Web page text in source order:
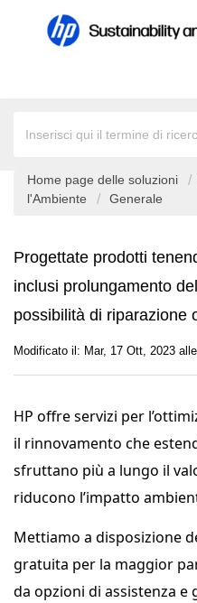
Home page delle soluzioni
l'Ambiente
Generale
Progettate prodotti
inclusi prolungamento
possibilità di riparazione
Modificato il: Mar, 17 Ott, 2023
HP offre servizi per
il rinnovamento che
sfruttano più a lungo il
riducono l’impatto
Mettiamo a disposizione
gratuita per la maggior
da opzioni di assistenza e